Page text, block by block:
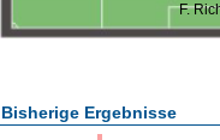
F.
Bisherige Ergebnisse